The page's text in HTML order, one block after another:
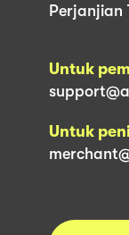
Perjanjian
Untuk
Untuk